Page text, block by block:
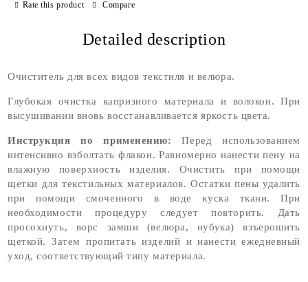
Rate this product Compare
Detailed description
Очиститель для всех видов текстиля и велюра.
Глубокая очистка капризного материала и волокон. При
высушивании вновь восстанавливается яркость цвета.
Инструкция по применению:
Перед использованием
интенсивно взболтать флакон. Равномерно нанести пену на
влажную поверхность изделия. Очистить при помощи
щетки для текстильных материалов. Остатки пены удалить
при помощи смоченного в воде куска ткани. При
необходимости процедуру следует повторить. Дать
просохнуть, ворс замши (велюра, нубука) взъерошить
щеткой. Затем пропитать изделий и нанести ежедневный
уход, соответствующий типу материала.